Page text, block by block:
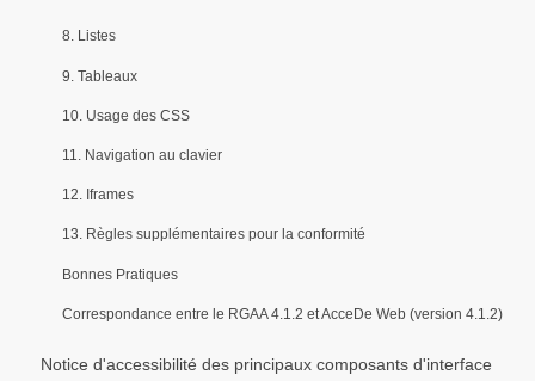
8. Listes
9. Tableaux
10. Usage des CSS
11. Navigation au clavier
12. Iframes
13. Règles supplémentaires pour la conformité
Bonnes Pratiques
Correspondance entre le RGAA 4.1.2 et AcceDe Web (version 4.1.2)
Notice d'accessibilité des principaux composants d'interface